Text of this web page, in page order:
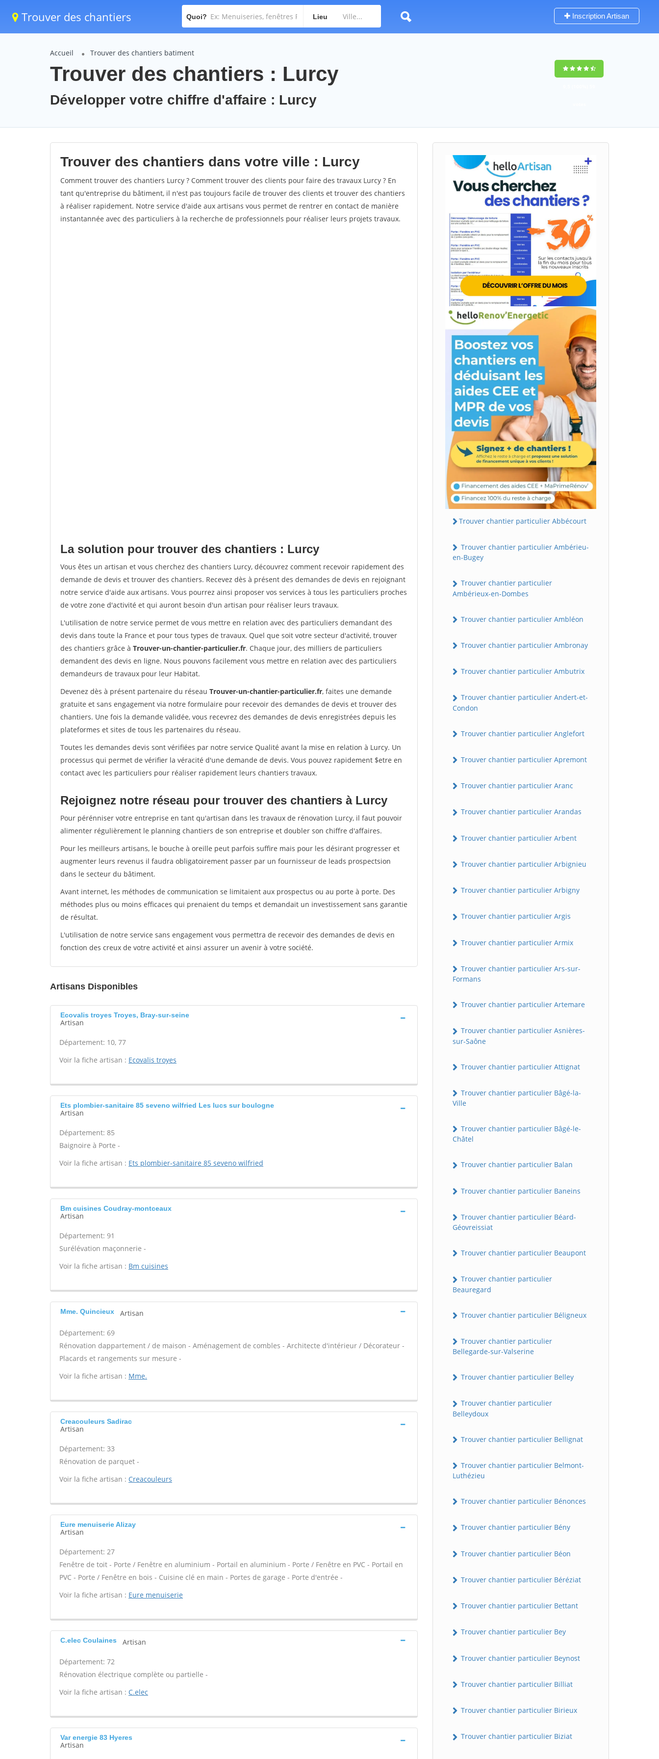
Trouver des chantiers Quoi? Lieu Inscription Artisan
Accueil Trouver des chantiers batiment
Trouver des chantiers : Lurcy
Développer votre chiffre d'affaire : Lurcy
Trouver des chantiers dans votre ville : Lurcy
Comment trouver des chantiers Lurcy ? Comment trouver des clients pour faire des travaux Lurcy ? En
tant qu'entreprise du bâtiment, il n'est pas toujours facile de trouver des clients et trouver des chantiers
à réaliser rapidement. Notre service d'aide aux artisans vous permet de rentrer en contact de manière
instantannée avec des particuliers à la recherche de professionnels pour réaliser leurs projets travaux.
La solution pour trouver des chantiers : Lurcy
Vous êtes un artisan et vous cherchez des chantiers Lurcy, découvrez comment recevoir rapidement des
demande de devis et trouver des chantiers. Recevez dès à présent des demandes de devis en rejoignant
notre service d'aide aux artisans. Vous pourrez ainsi proposer vos services à tous les particuliers proches
de votre zone d'activité et qui auront besoin d'un artisan pour réaliser leurs travaux.
L'utilisation de notre service permet de vous mettre en relation avec des particuliers demandant des
devis dans toute la France et pour tous types de travaux. Quel que soit votre secteur d'activité, trouver
des chantiers grâce à Trouver-un-chantier-particulier.fr. Chaque jour, des milliers de particuliers
demandent des devis en ligne. Nous pouvons facilement vous mettre en relation avec des particuliers
demandeurs de travaux pour leur Habitat.
Devenez dès à présent partenaire du réseau Trouver-un-chantier-particulier.fr, faites une demande
gratuite et sans engagement via notre formulaire pour recevoir des demandes de devis et trouver des
chantiers. Une fois la demande validée, vous recevrez des demandes de devis enregistrées depuis les
plateformes et sites de tous les partenaires du réseau.
Toutes les demandes devis sont vérifiées par notre service Qualité avant la mise en relation à Lurcy. Un
processus qui permet de vérifier la véracité d'une demande de devis. Vous pouvez rapidement $etre en
contact avec les particuliers pour réaliser rapidement leurs chantiers travaux.
Rejoignez notre réseau pour trouver des chantiers à Lurcy
Pour pérénniser votre entreprise en tant qu'artisan dans les travaux de rénovation Lurcy, il faut pouvoir
alimenter régulièrement le planning chantiers de son entreprise et doubler son chiffre d'affaires.
Pour les meilleurs artisans, le bouche à oreille peut parfois suffire mais pour les désirant progresser et
augmenter leurs revenus il faudra obligatoirement passer par un fournisseur de leads prospectsion
dans le secteur du bâtiment.
Avant internet, les méthodes de communication se limitaient aux prospectus ou au porte à porte. Des
méthodes plus ou moins efficaces qui prenaient du temps et demandait un investissement sans garantie
de résultat.
L'utilisation de notre service sans engagement vous permettra de recevoir des demandes de devis en
fonction des creux de votre activité et ainsi assurer un avenir à votre société.
Artisans Disponibles
Ecovalis troyes Troyes, Bray-sur-seine
Artisan
Département: 10, 77
Voir la fiche artisan : Ecovalis troyes
Ets plombier-sanitaire 85 seveno wilfried Les lucs sur boulogne
Artisan
Département: 85
Baignoire à Porte -
Voir la fiche artisan : Ets plombier-sanitaire 85 seveno wilfried
Bm cuisines Coudray-montceaux
Artisan
Département: 91
Surélévation maçonnerie -
Voir la fiche artisan : Bm cuisines
Mme. Quincieux Artisan
Département: 69
Rénovation dappartement / de maison - Aménagement de combles - Architecte d'intérieur / Décorateur -
Placards et rangements sur mesure -
Voir la fiche artisan : Mme.
Creacouleurs Sadirac
Artisan
Département: 33
Rénovation de parquet -
Voir la fiche artisan : Creacouleurs
Eure menuiserie Alizay
Artisan
Département: 27
Fenêtre de toit - Porte / Fenêtre en aluminium - Portail en aluminium - Porte / Fenêtre en PVC - Portail en
PVC - Porte / Fenêtre en bois - Cuisine clé en main - Portes de garage - Porte d'entrée -
Voir la fiche artisan : Eure menuiserie
C.elec Coulaines Artisan
Département: 72
Rénovation électrique complète ou partielle -
Voir la fiche artisan : C.elec
Var energie 83 Hyeres
Artisan
Trouver chantier particulier Abbécourt
Trouver chantier particulier Ambérieu-
en-Bugey
Trouver chantier particulier
Ambérieux-en-Dombes
Trouver chantier particulier Ambléon
Trouver chantier particulier Ambronay
Trouver chantier particulier Ambutrix
Trouver chantier particulier Andert-et-
Condon
Trouver chantier particulier Anglefort
Trouver chantier particulier Apremont
Trouver chantier particulier Aranc
Trouver chantier particulier Arandas
Trouver chantier particulier Arbent
Trouver chantier particulier Arbignieu
Trouver chantier particulier Arbigny
Trouver chantier particulier Argis
Trouver chantier particulier Armix
Trouver chantier particulier Ars-sur-
Formans
Trouver chantier particulier Artemare
Trouver chantier particulier Asnières-
sur-Saône
Trouver chantier particulier Attignat
Trouver chantier particulier Bâgé-la-
Ville
Trouver chantier particulier Bâgé-le-
Châtel
Trouver chantier particulier Balan
Trouver chantier particulier Baneins
Trouver chantier particulier Béard-
Géovreissiat
Trouver chantier particulier Beaupont
Trouver chantier particulier
Beauregard
Trouver chantier particulier Béligneux
Trouver chantier particulier
Bellegarde-sur-Valserine
Trouver chantier particulier Belley
Trouver chantier particulier
Belleydoux
Trouver chantier particulier Bellignat
Trouver chantier particulier Belmont-
Luthézieu
Trouver chantier particulier Bénonces
Trouver chantier particulier Bény
Trouver chantier particulier Béon
Trouver chantier particulier Béréziat
Trouver chantier particulier Bettant
Trouver chantier particulier Bey
Trouver chantier particulier Beynost
Trouver chantier particulier Billiat
Trouver chantier particulier Birieux
Trouver chantier particulier Biziat